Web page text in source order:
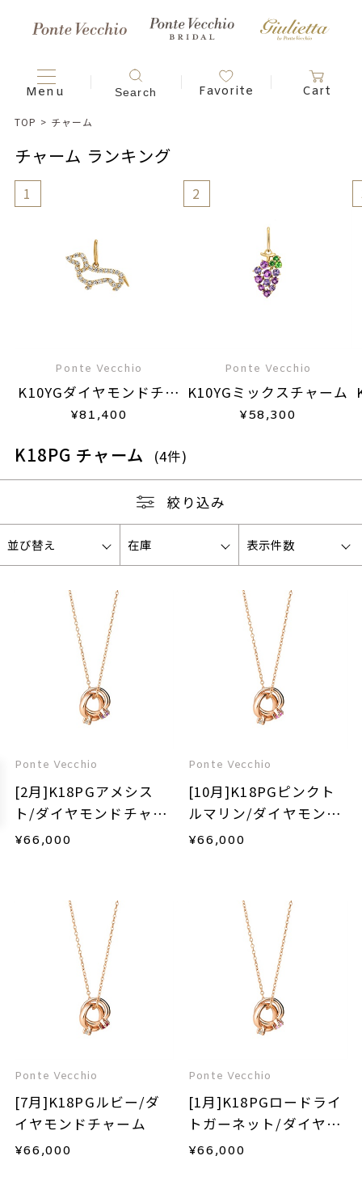
TOP > チャーム
チャーム ランキング
1
Ponte Vecchio
K10YGダイヤモンドチャ
ーム
¥81,400
2
Ponte Vecchio
K10YGミックスチャーム
¥58,300
K18PG チャーム (4件)
絞り込み
並び替え 在庫 表示件数
Ponte Vecchio
[2月]K18PGアメシス
ト/ダイヤモンドチャー
ム
¥66,000
Ponte Vecchio
[10月]K18PGピンクト
ルマリン/ダイヤモンド
チャーム
¥66,000
Ponte Vecchio
[7月]K18PGルビー/ダ
イヤモンドチャーム
¥66,000
Ponte Vecchio
[1月]K18PGロードライ
トガーネット/ダイヤモ
ンドチャーム
¥66,000